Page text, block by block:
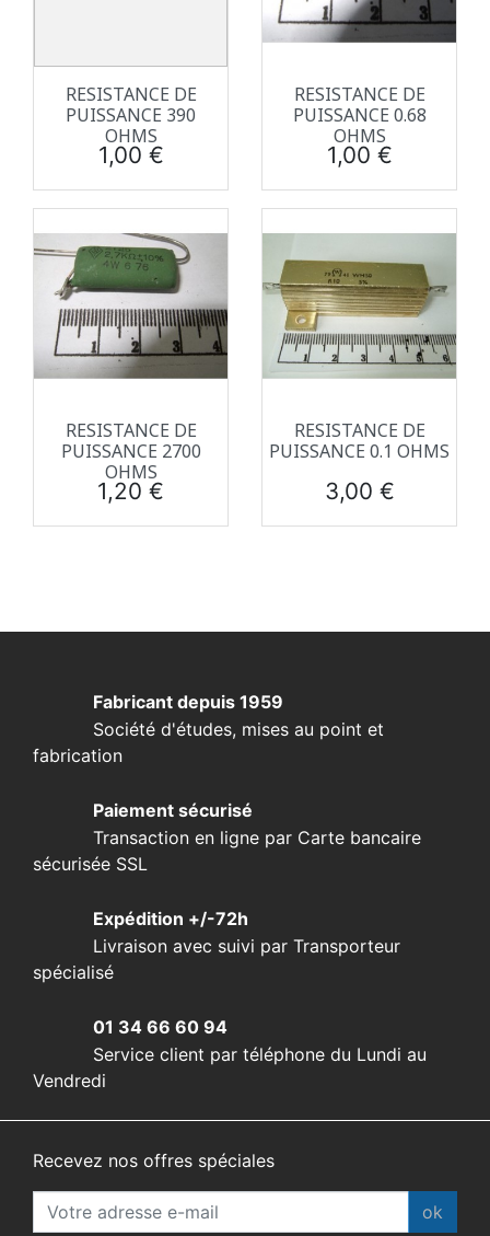
RESISTANCE DE
PUISSANCE 390
OHMS
Prix
1,00 €
RESISTANCE DE
PUISSANCE 0.68
OHMS
Prix
1,00 €
RESISTANCE DE
PUISSANCE 2700
OHMS
Prix
1,20 €
RESISTANCE DE
PUISSANCE 0.1 OHMS
Prix
3,00 €
Fabricant depuis 1959
Société d'études, mises au point et
fabrication
Paiement sécurisé
Transaction en ligne par Carte bancaire
sécurisée SSL
Expédition +/-72h
Livraison avec suivi par Transporteur
spécialisé
01 34 66 60 94
Service client par téléphone du Lundi au
Vendredi
Recevez nos offres spéciales
ok